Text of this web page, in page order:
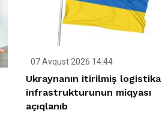
07 Avqust 2026 14:44
Ukraynanın itirilmiş logistika
infrastrukturunun miqyası
açıqlanıb